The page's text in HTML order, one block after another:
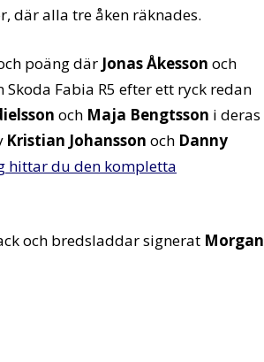
där alla tre åken räknades.
poäng där Jonas Åkesson och
Fabia R5 efter ett ryck redan
och Maja Bengtsson i deras
Kristian Johansson och Danny
hittar du den kompletta
och bredsladdar signerat Morgan